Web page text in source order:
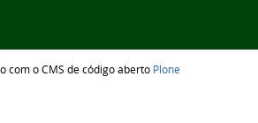
com o CMS de código aberto Plone